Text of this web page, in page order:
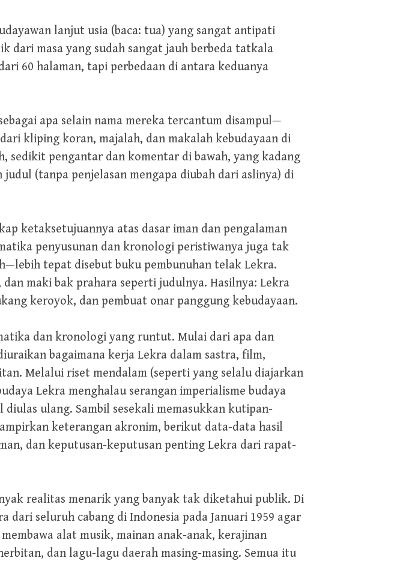
lanjut usia (baca: tua) yang sangat antipati
dari masa yang sudah sangat jauh berbeda tatkala
60 halaman, tapi perbedaan di antara keduanya
apa selain nama mereka tercantum disampul—
kliping koran, majalah, dan makalah kebudayaan di
sedikit pengantar dan komentar di bawah, yang kadang
(tanpa penjelasan mengapa diubah dari aslinya) di
ketaksetujuannya atas dasar iman dan pengalaman
penyusunan dan kronologi peristiwanya juga tak
tepat disebut buku pembunuhan telak Lekra.
maki bak prahara seperti judulnya. Hasilnya: Lekra
keroyok, dan pembuat onar panggung kebudayaan.
dan kronologi yang runtut. Mulai dari apa dan
bagaimana kerja Lekra dalam sastra, film,
Melalui riset mendalam (seperti yang selalu diajarkan
Lekra menghalau serangan imperialisme budaya
ulang. Sambil sesekali memasukkan kutipan-
keterangan akronim, berikut data-data hasil
dan keputusan-keputusan penting Lekra dari rapat-
realitas menarik yang banyak tak diketahui publik. Di
dari seluruh cabang di Indonesia pada Januari 1959 agar
alat musik, mainan anak-anak, kerajinan
dan lagu-lagu daerah masing-masing. Semua itu